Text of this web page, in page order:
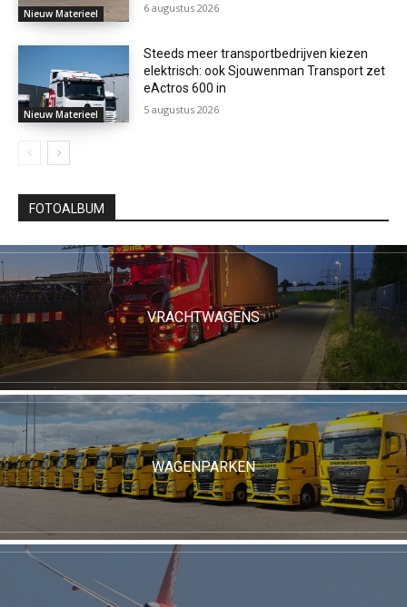
Nieuw Materieel 6 augustus 2026
Nieuw Materieel
Steeds meer transportbedrijven kiezen
elektrisch: ook Sjouwenman Transport zet
eActros 600 in
5 augustus 2026
FOTOALBUM
VRACHTWAGENS
WAGENPARKEN